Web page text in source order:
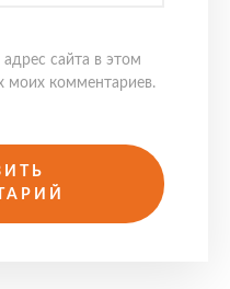
сайта в этом
моих комментариев.